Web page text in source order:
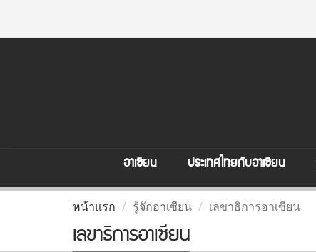
อาเซียน ประเทศไทยกับอาเซียน
หน้าแรก รู้จักอาเซียน เลขาธิการอาเซียน
เลขาธิการอาเซียน